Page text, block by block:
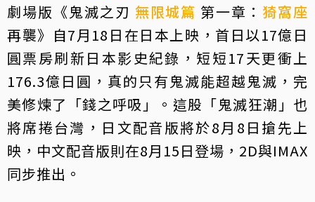
劇場版《鬼滅之刃 無限城篇 第一章： 猗窩座
再襲》自7月18日在日本上映，首日以17億日
圓票房刷新日本影史紀錄，短短17天更衝上
176.3億日圓，真的只有鬼滅能超越鬼滅，完
美修煉了「錢之呼吸」。這股「鬼滅狂潮」也
將席捲台灣，日文配音版將於8月8日搶先上
映，中文配音版則在8月15日登場，2D與IMAX
同步推出。